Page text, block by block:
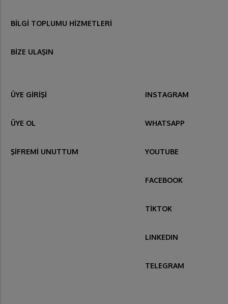
BİLGİ TOPLUMU HİZMETLERİ
BİZE ULAŞIN
ÜYE GİRİŞİ
ÜYE OL
ŞİFREMİ UNUTTUM
INSTAGRAM
WHATSAPP
YOUTUBE
FACEBOOK
TİKTOK
LINKEDIN
TELEGRAM